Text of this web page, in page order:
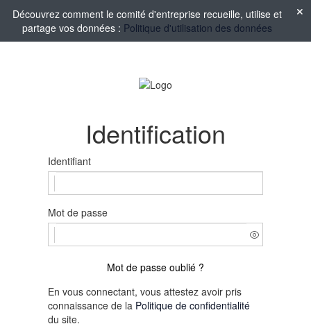
Découvrez comment le comité d'entreprise recueille, utilise et
partage vos données : Politique d'utilisation des données
Identification
Identifiant
Mot de passe
Mot de passe oublié ?
En vous connectant, vous attestez avoir pris
connaissance de la Politique de confidentialité
du site.